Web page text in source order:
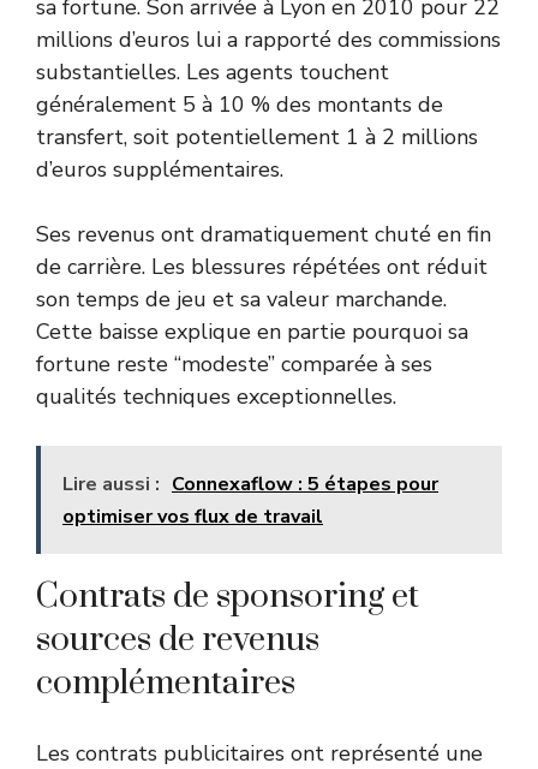
sa fortune. Son arrivée à Lyon en 2010 pour 22
millions d’euros lui a rapporté des commissions
substantielles. Les agents touchent
généralement 5 à 10 % des montants de
transfert, soit potentiellement 1 à 2 millions
d’euros supplémentaires.
Ses revenus ont dramatiquement chuté en fin
de carrière. Les blessures répétées ont réduit
son temps de jeu et sa valeur marchande.
Cette baisse explique en partie pourquoi sa
fortune reste “modeste” comparée à ses
qualités techniques exceptionnelles.
Lire aussi : Connexaflow : 5 étapes pour
optimiser vos flux de travail
Contrats de sponsoring et
sources de revenus
complémentaires
Les contrats publicitaires ont représenté une